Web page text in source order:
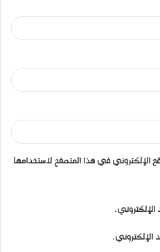
الإلكتروني في هذا المتصفح لاستخدامها
الإلكتروني.
الإلكتروني.